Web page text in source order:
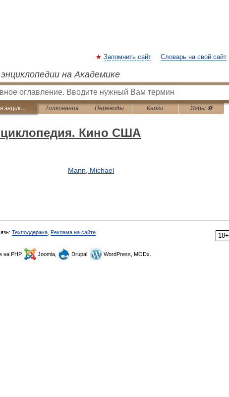
Запомнить сайт Словарь на свой сайт
на Академике
Режиссерская энциклопедия. Кино США Толкования Переводы Книги Игры ⚽
Кино США
Mann, Michael
18+
Техподдержка Реклама на сайте
на PHP, Joomla, Drupal, WordPress, MODx.